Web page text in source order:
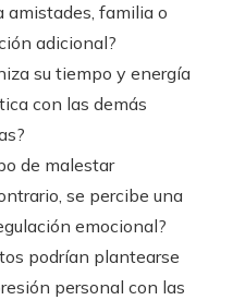
amistades, familia o
adicional?
su tiempo y energía
con las demás
de malestar
se percibe una
emocional?
podrían plantearse
personal con las